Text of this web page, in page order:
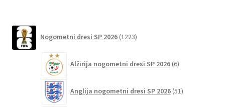
strani
Nogometni dresi SP 2026 1223izdelkov
Alžirija nogometni dresi SP 2026 6izdelkov
Anglija nogometni dresi SP 2026 51izdelkov